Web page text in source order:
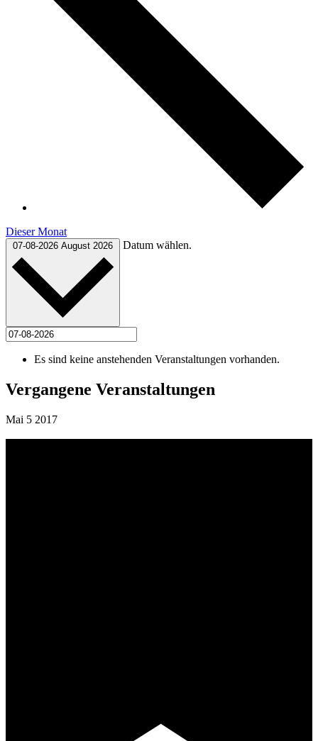
Dieser Monat
07-08-2026 August 2026 Datum wählen.
Es sind keine anstehenden Veranstaltungen vorhanden.
Vergangene Veranstaltungen
Mai 5 2017